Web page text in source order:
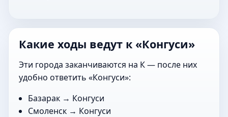
Какие ходы ведут к «Конгуси»
Эти города заканчиваются на К — после них
удобно ответить «Конгуси»:
Базарак → Конгуси
Смоленск → Конгуси